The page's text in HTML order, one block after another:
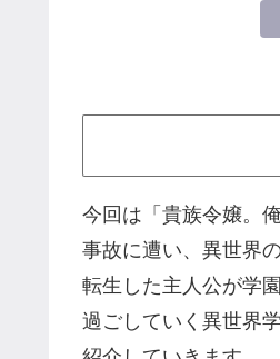
今回は「貴族令嬢。
事故に遭い、異世界
転生した主人公が学
過ごしていく異世界